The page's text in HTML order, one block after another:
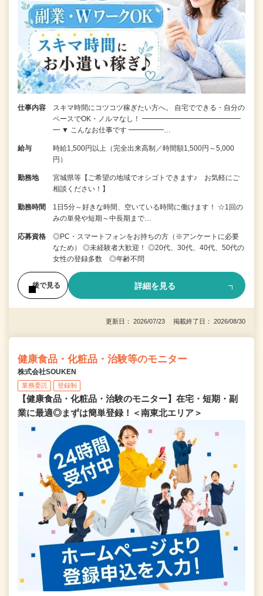
仕事内容
スキマ時間にコツコツ稼ぎたい方へ。 自宅でできる・自分の
ペースでOK・ノルマなし！ ━━━━━━━━━━━━━━
━ ▼ こんなお仕事です ━━━━━…
給与
時給1,500円以上（完全出来高制／時間額1,500円～5,000
円）
勤務地
宮城県等【ご希望の地域でオシゴトできます♪ お気軽にご
相談ください！】
勤務時間
1日5分～好きな時間、空いている時間に働けます！ ☆1回の
みの単発や短期～中長期まで…
応募資格
◎PC・スマートフォンをお持ちの方（※アンケートに必要
なため） ◎未経験者大歓迎！ ◎20代、30代、40代、50代の
女性の登録多数 ◎年齢不問
後で見る 詳細を見る
更新日： 2026/07/23 掲載終了日： 2026/08/30
健康食品・化粧品・治験等のモニター
株式会社SOUKEN
業務委託 登録制
【健康食品・化粧品・治験のモニター】在宅・短期・副
業に最適◎まずは簡単登録！＜南東北エリア＞